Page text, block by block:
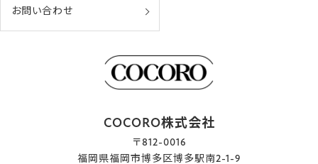
お問い合わせ
COCORO株式会社
〒812-0016
福岡県福岡市博多区博多駅南2-1-9